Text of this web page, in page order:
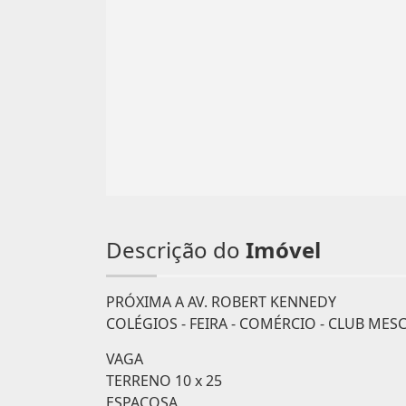
Descrição do Imóvel
PRÓXIMA A AV. ROBERT KENNEDY
COLÉGIOS - FEIRA - COMÉRCIO - CLUB MESC
VAGA
TERRENO 10 x 25